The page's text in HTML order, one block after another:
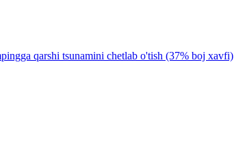
qarshi tsunamini chetlab o'tish (37% boj xavfi)